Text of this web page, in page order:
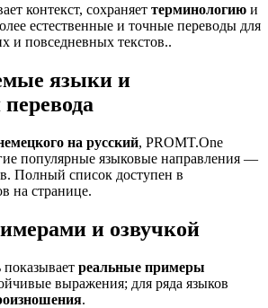
контекст, сохраняет терминологию и
естественные и точные переводы для
и повседневных текстов..
языки и
на русский, PROMT.One
популярные языковые направления —
Полный список доступен в
на странице.
и озвучкой
реальные примеры
выражения; для ряда языков
.